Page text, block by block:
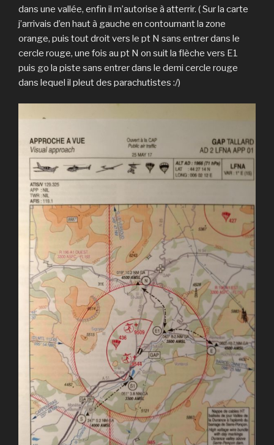
dans une vallée, enfin il m’autorise à atterrir. ( Sur la carte
j’arrivais d’en haut à gauche en contournant la zone
orange, puis tout droit vers le pt N sans entrer dans le
cercle rouge, une fois au pt N on suit la flèche vers E1
puis go la piste sans entrer dans le demi cercle rouge
dans lequel il pleut des parachutistes :/)